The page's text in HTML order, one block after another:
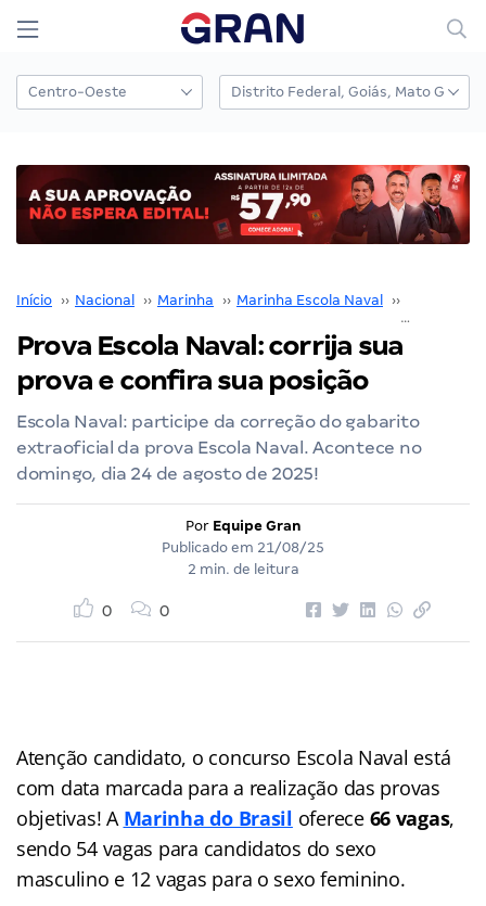
Início ›› Nacional ›› Marinha ›› Marinha Escola Naval ››
Prova Escola Naval: corrija sua
prova e confira sua posição
Escola Naval: participe da correção do gabarito
extraoficial da prova Escola Naval. Acontece no
domingo, dia 24 de agosto de 2025!
Por Equipe Gran
Publicado em 21/08/25
2 min. de leitura
0 0
Atenção candidato, o concurso Escola Naval está
com data marcada para a realização das provas
objetivas! A Marinha do Brasil oferece 66 vagas,
sendo 54 vagas para candidatos do sexo
masculino e 12 vagas para o sexo feminino.